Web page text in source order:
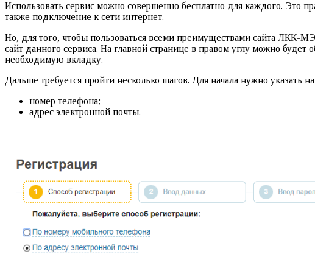
Использовать сервис можно совершенно бесплатно для каждого. Это
также подключение к сети интернет.
Но, для того, чтобы пользоваться всеми преимуществами сайта ЛКК-
сайт данного сервиса. На главной странице в правом углу можно будет
необходимую вкладку.
Дальше требуется пройти несколько шагов. Для начала нужно указать
номер телефона;
адрес электронной почты.